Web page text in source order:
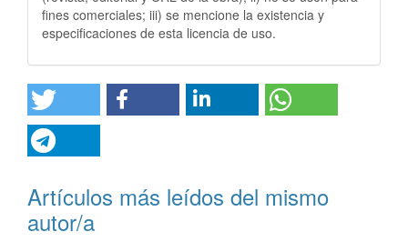
fines comerciales; iii) se mencione la existencia y
especificaciones de esta licencia de uso.
Artículos más leídos del mismo
autor/a